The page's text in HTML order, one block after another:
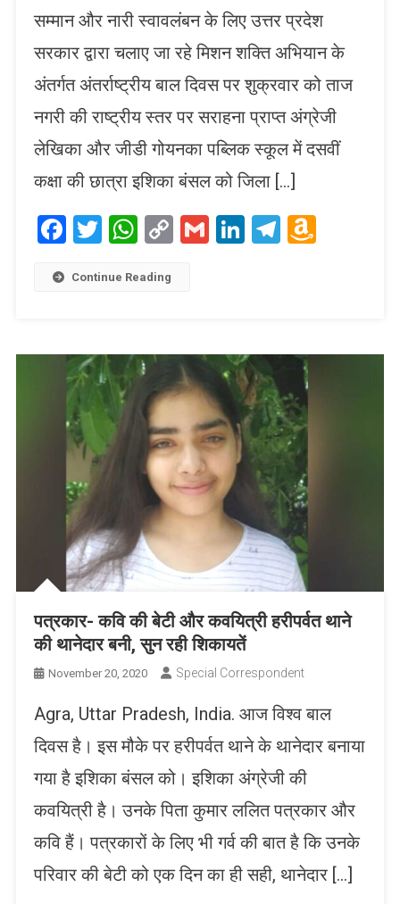
सम्मान और नारी स्वावलंबन के लिए उत्तर प्रदेश
सरकार द्वारा चलाए जा रहे मिशन शक्ति अभियान के
अंतर्गत अंतर्राष्ट्रीय बाल दिवस पर शुक्रवार को ताज
नगरी की राष्ट्रीय स्तर पर सराहना प्राप्त अंग्रेजी
लेखिका और जीडी गोयनका पब्लिक स्कूल में दसवीं
कक्षा की छात्रा इशिका बंसल को जिला […]
Facebook
Twitter
WhatsApp
CopyGmailLinkedIn
Telegram
Continue Reading
पत्रकार- कवि की बेटी और कवयित्री हरीपर्वत थाने
की थानेदार बनी, सुन रही शिकायतें
November 20, 2020 Special Correspondent
Agra, Uttar Pradesh, India. आज विश्व बाल
दिवस है। इस मौके पर हरीपर्वत थाने के थानेदार बनाया
गया है इशिका बंसल को। इशिका अंग्रेजी की
कवयित्री है। उनके पिता कुमार ललित पत्रकार और
कवि हैं। पत्रकारों के लिए भी गर्व की बात है कि उनके
परिवार की बेटी को एक दिन का ही सही, थानेदार […]